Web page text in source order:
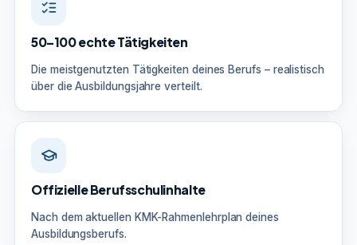
50–100 echte Tätigkeiten
Die meistgenutzten Tätigkeiten deines Berufs – realistisch
über die Ausbildungsjahre verteilt.
Offizielle Berufsschulinhalte
Nach dem aktuellen KMK-Rahmenlehrplan deines
Ausbildungsberufs.